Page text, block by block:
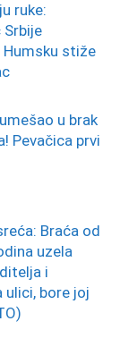
ruke:
Humsku stiže
u brak
Pevačica prvi
Braća od
uzela
i
ulici, bore joj